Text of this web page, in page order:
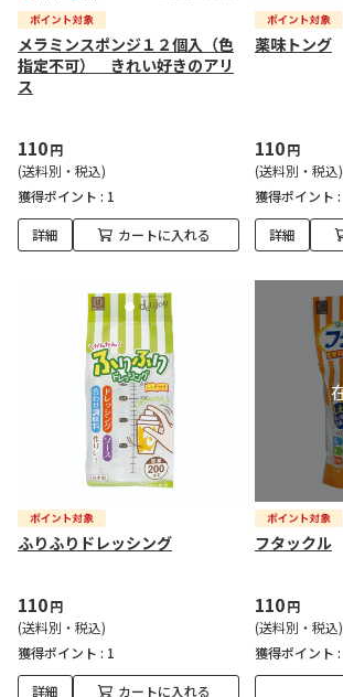
メラミンスポンジ１２個入（色
指定不可） きれい好きのアリ
ス
110円
(送料別・税込)
獲得ポイント : 1
詳細 カートに入れる
薬味トング
110円
(送料別・税込)
獲得ポイント :
詳細
ふりふりドレッシング
110円
(送料別・税込)
獲得ポイント : 1
詳細 カートに入れる
フタックル
110円
(送料別・税込)
獲得ポイント :